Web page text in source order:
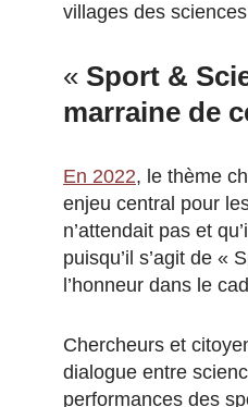
villages des
« Sport &
marraine de
En 2022, le thème
enjeu central pour
n’attendait pas et
puisqu’il s’agit de «
l’honneur dans le
Chercheurs et
dialogue entre
performances des